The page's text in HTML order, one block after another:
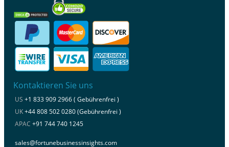
Kontaktieren Sie uns
US +1 833 909 2966 ( Gebührenfrei )
UK+44 808 502 0280 (Gebührenfrei )
APAC +91 744 740 1245
sales@fortunebusinessinsights.com